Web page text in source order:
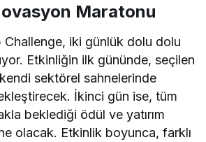
Maratonu
Challenge, iki günlük dolu dolu
Etkinliğin ilk gününde, seçilen
sektörel sahnelerinde
İkinci gün ise, tüm
beklediği ödül ve yatırım
olacak. Etkinlik boyunca, farklı